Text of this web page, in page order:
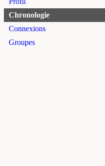
Chronologie
Connexions
Groupes